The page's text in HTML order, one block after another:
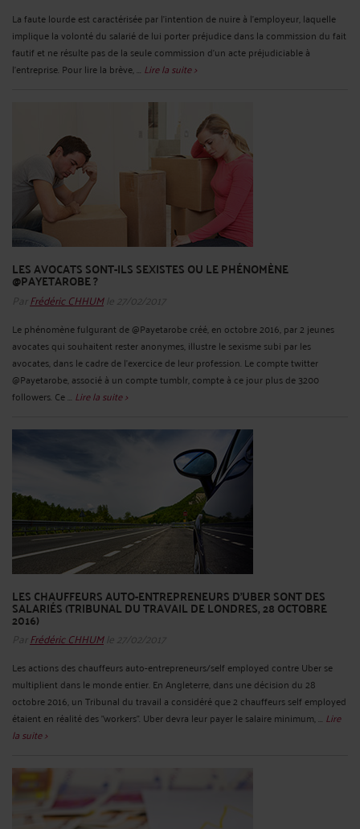
La faute lourde est caractérisée par l'intention de nuire à l'employeur, laquelle
implique la volonté du salarié de lui porter préjudice dans la commission du fait
fautif et ne résulte pas de la seule commission d'un acte préjudiciable à
l'entreprise. Pour lire la brève, ... Lire la suite >
LES AVOCATS SONT-ILS SEXISTES OU LE PHÉNOMÈNE
@PAYETAROBE ?
Par Frédéric CHHUMle 27/02/2017
Le phénomène fulgurant de @Payetarobe créé, en octobre 2016, par 2 jeunes
avocates qui souhaitent rester anonymes, illustre le sexisme subi par les
avocates, dans le cadre de l’exercice de leur profession. Le compte twitter
@Payetarobe, associé à un compte tumblr, compte à ce jour plus de 3200
followers. Ce ... Lire la suite >
LES CHAUFFEURS AUTO-ENTREPRENEURS D’UBER SONT DES
SALARIÉS (TRIBUNAL DU TRAVAIL DE LONDRES, 28 OCTOBRE
2016)
Par Frédéric CHHUMle 27/02/2017
Les actions des chauffeurs auto-entrepreneurs/self employed contre Uber se
multiplient dans le monde entier. En Angleterre, dans une décision du 28
octobre 2016, un Tribunal du travail a considéré que 2 chauffeurs self employed
étaient en réalité des "workers". Uber devra leur payer le salaire minimum, ... Lire
la suite >